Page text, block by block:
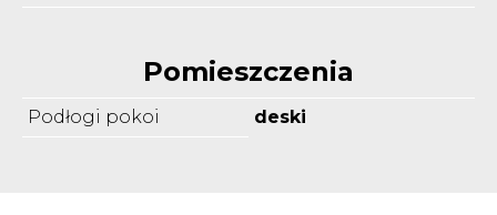
Pomieszczenia
Podłogi pokoi deski